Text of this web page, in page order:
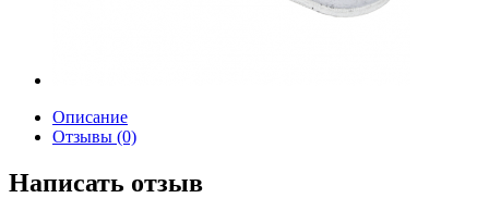
Описание
Отзывы (0)
Написать отзыв